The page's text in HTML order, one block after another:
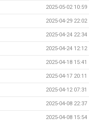
2025-05-02 10:59
2025-04-29 22:02
2025-04-24 22:34
2025-04-24 12:12
2025-04-18 15:41
2025-04-17 20:11
2025-04-12 07:31
2025-04-08 22:37
2025-04-08 15:54